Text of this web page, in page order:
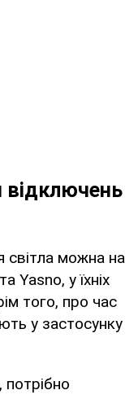
відключень
світла можна на
Yasno, у їхніх
того, про час
у застосунку